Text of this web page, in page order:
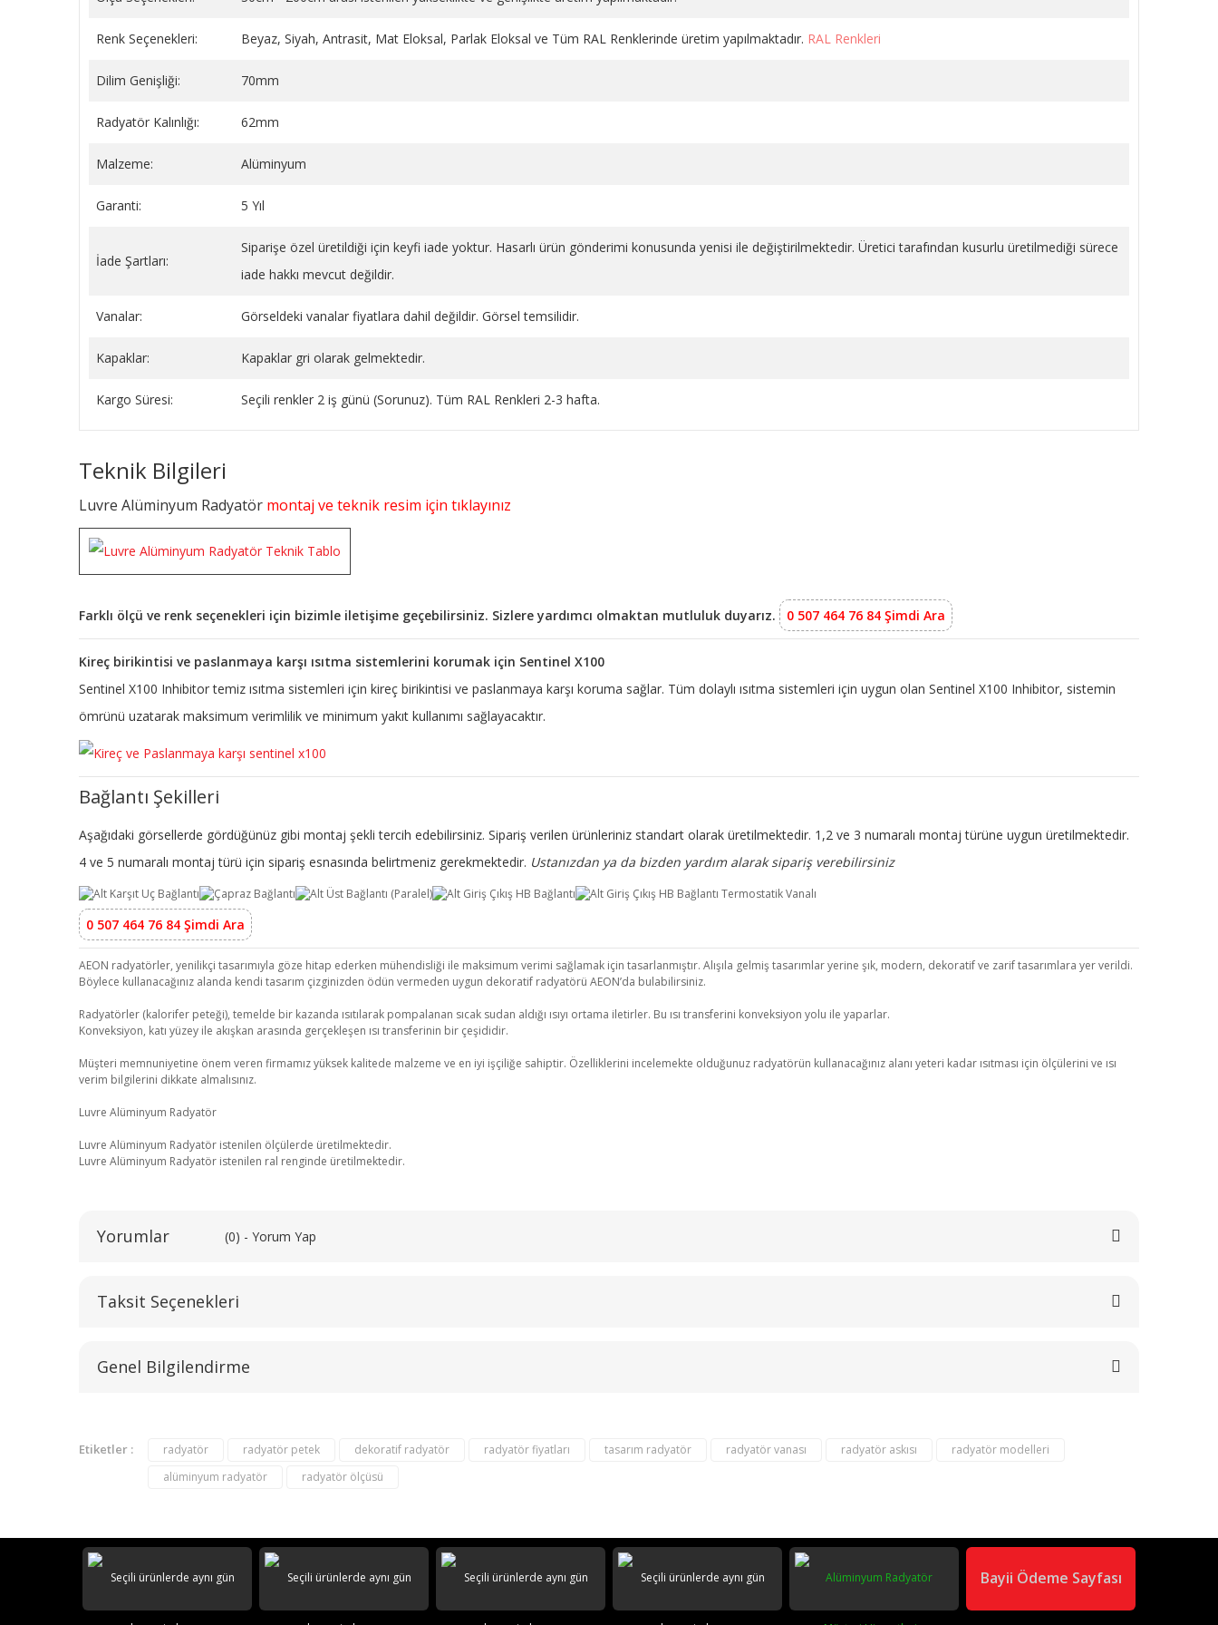
GİZLEME 9 CM
149,34 TL
Renk Seçenekleri: Beyaz, Siyah, Antrasit, Mat Eloksal, Parlak Eloksal ve Tüm RAL Renklerinde üretim yapılmaktadır. RAL Renkleri
Dilim Genişliği: 70mm
Radyatör Kalınlığı: 62mm
Malzeme: Alüminyum
Garanti: 5 Yıl
İade Şartları:
Siparişe özel üretildiği için keyfi iade yoktur. Hasarlı ürün gönderimi konusunda yenisi ile değiştirilmektedir. Üretici tarafından kusurlu üretilmediği sürece
iade hakkı mevcut değildir.
Vanalar: Görseldeki vanalar fiyatlara dahil değildir. Görsel temsilidir.
Kapaklar: Kapaklar gri olarak gelmektedir.
Kargo Süresi: Seçili renkler 2 iş günü (Sorunuz). Tüm RAL Renkleri 2-3 hafta.
Teknik Bilgileri
Luvre Alüminyum Radyatör montaj ve teknik resim için tıklayınız
Farklı ölçü ve renk seçenekleri için bizimle iletişime geçebilirsiniz. Sizlere yardımcı olmaktan mutluluk duyarız. 0 507 464 76 84 Şimdi Ara
Kireç birikintisi ve paslanmaya karşı ısıtma sistemlerini korumak için Sentinel X100
Sentinel X100 Inhibitor temiz ısıtma sistemleri için kireç birikintisi ve paslanmaya karşı koruma sağlar. Tüm dolaylı ısıtma sistemleri için uygun olan Sentinel X100 Inhibitor, sistemin
ömrünü uzatarak maksimum verimlilik ve minimum yakıt kullanımı sağlayacaktır.
Bağlantı Şekilleri
Aşağıdaki görsellerde gördüğünüz gibi montaj şekli tercih edebilirsiniz. Sipariş verilen ürünleriniz standart olarak üretilmektedir. 1,2 ve 3 numaralı montaj türüne uygun üretilmektedir.
4 ve 5 numaralı montaj türü için sipariş esnasında belirtmeniz gerekmektedir. Ustanızdan ya da bizden yardım alarak sipariş verebilirsiniz
0 507 464 76 84 Şimdi Ara
AEON radyatörler, yenilikçi tasarımıyla göze hitap ederken mühendisliği ile maksimum verimi sağlamak için tasarlanmıştır. Alışıla gelmiş tasarımlar yerine şık, modern, dekoratif ve zarif tasarımlara yer verildi.
Böylece kullanacağınız alanda kendi tasarım çizginizden ödün vermeden uygun dekoratif radyatörü AEON’da bulabilirsiniz.
Radyatörler (kalorifer peteği), temelde bir kazanda ısıtılarak pompalanan sıcak sudan aldığı ısıyı ortama iletirler. Bu ısı transferini konveksiyon yolu ile yaparlar.
Konveksiyon, katı yüzey ile akışkan arasında gerçekleşen ısı transferinin bir çeşididir.
Müşteri memnuniyetine önem veren firmamız yüksek kalitede malzeme ve en iyi işçiliğe sahiptir. Özelliklerini incelemekte olduğunuz radyatörün kullanacağınız alanı yeteri kadar ısıtması için ölçülerini ve ısı
verim bilgilerini dikkate almalısınız.
Luvre Alüminyum Radyatör
Luvre Alüminyum Radyatör istenilen ölçülerde üretilmektedir.
Luvre Alüminyum Radyatör istenilen ral renginde üretilmektedir.
Yorumlar (0) - Yorum Yap
Taksit Seçenekleri
Genel Bilgilendirme
Etiketler : radyatör radyatör petek dekoratif radyatör radyatör fiyatları tasarım radyatör radyatör vanası radyatör askısı
radyatör modelleri
alüminyum radyatör
radyatör ölçüsü
Bayii Ödeme Sayfası